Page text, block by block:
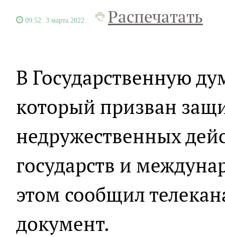
09:52 3 марта 2022 Распечатать
В Государственную
который призван
недружественных
государств и
этом сообщил
документ.